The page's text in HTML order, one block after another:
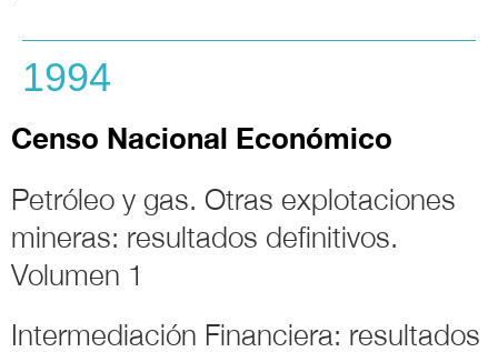
1994
Censo Nacional Económico
Petróleo y gas. Otras explotaciones
mineras: resultados definitivos.
Volumen 1
Intermediación Financiera: resultados